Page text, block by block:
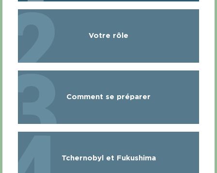
Votre rôle
2 Comment se préparer
3Tchernobyl et Fukushima